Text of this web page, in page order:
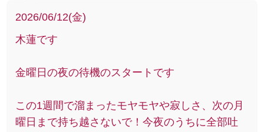
2026/06/12(金)
木蓮です
金曜日の夜の待機のスタートです
この1週間で溜まったモヤモヤや寂しさ、次の月
曜日まで持ち越さないで！今夜のうちに全部吐